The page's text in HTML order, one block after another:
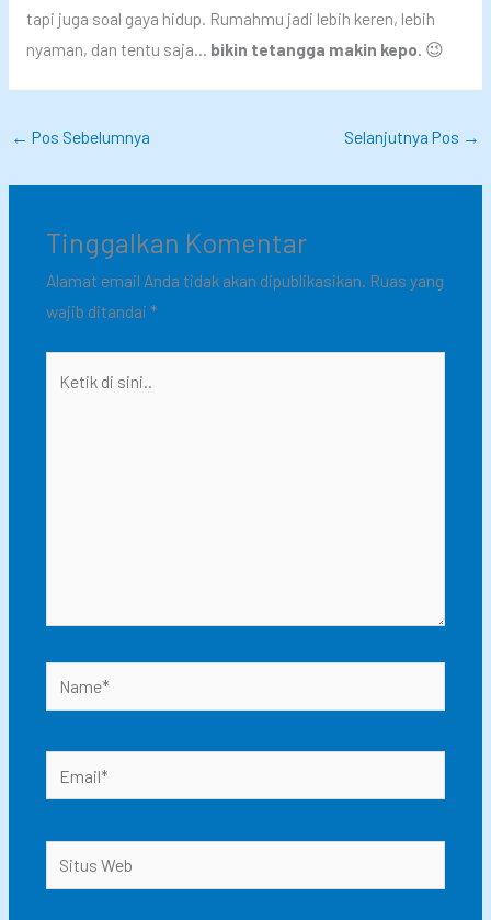
tapi juga soal gaya hidup. Rumahmu jadi lebih keren, lebih
nyaman, dan tentu saja… bikin tetangga makin kepo. 😉
← Pos Sebelumnya Selanjutnya Pos →
Tinggalkan Komentar
Alamat email Anda tidak akan dipublikasikan. Ruas yang
wajib ditandai *
Web